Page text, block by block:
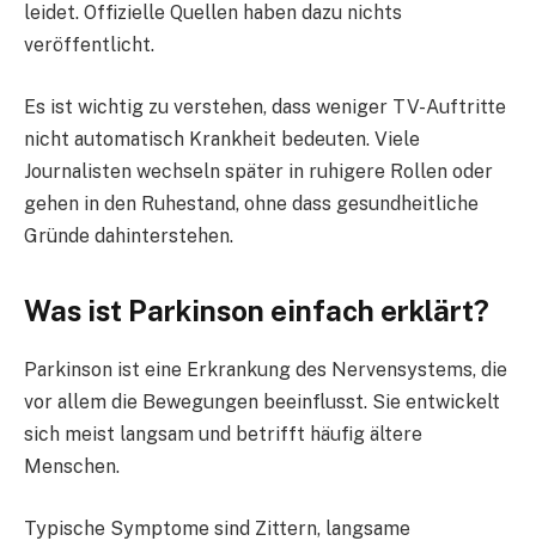
leidet. Offizielle Quellen haben dazu nichts
veröffentlicht.
Es ist wichtig zu verstehen, dass weniger TV-Auftritte
nicht automatisch Krankheit bedeuten. Viele
Journalisten wechseln später in ruhigere Rollen oder
gehen in den Ruhestand, ohne dass gesundheitliche
Gründe dahinterstehen.
Was ist Parkinson einfach erklärt?
Parkinson ist eine Erkrankung des Nervensystems, die
vor allem die Bewegungen beeinflusst. Sie entwickelt
sich meist langsam und betrifft häufig ältere
Menschen.
Typische Symptome sind Zittern, langsame